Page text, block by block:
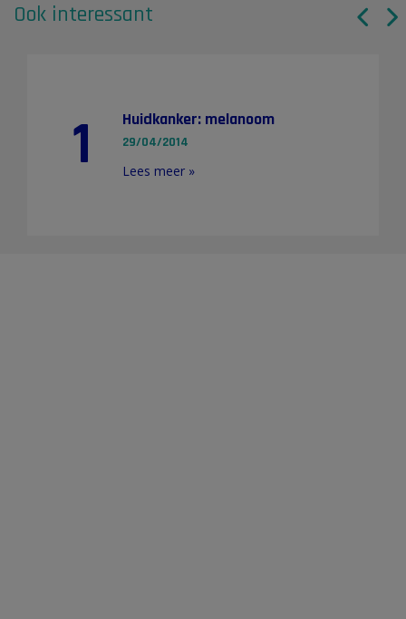
Ook interessant
1 Huidkanker: melanoom
29/04/2014
Lees meer »